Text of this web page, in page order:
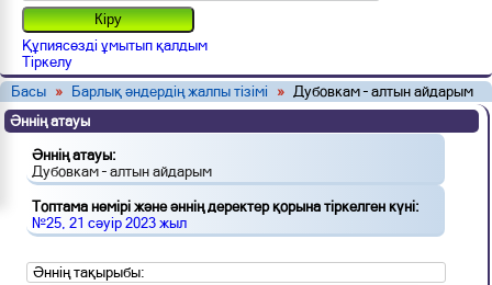
Құпиясөзді ұмытып қалдым
Тіркелу
Басы » Барлық әндердің жалпы тізімі » Дубовкам – алтын айдарым
Әннің атауы
Әннің атауы:
Дубовкам – алтын айдарым
Топтама нөмірі және әннің деректер қорына тіркелген күні:
№25, 21 сәуір 2023 жыл
Әннің тақырыбы: